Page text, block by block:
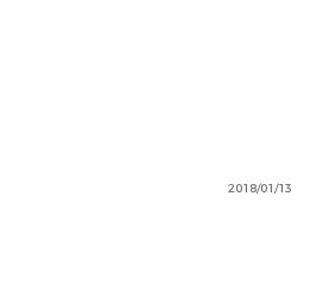
2018/01/13